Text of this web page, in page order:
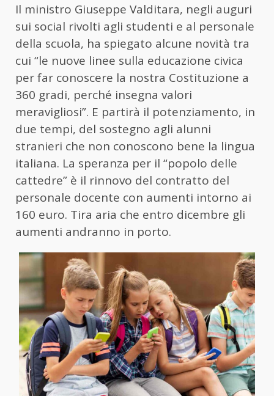
Il ministro Giuseppe Valditara, negli auguri
sui social rivolti agli studenti e al personale
della scuola, ha spiegato alcune novità tra
cui “le nuove linee sulla educazione civica
per far conoscere la nostra Costituzione a
360 gradi, perché insegna valori
meravigliosi”. E partirà il potenziamento, in
due tempi, del sostegno agli alunni
stranieri che non conoscono bene la lingua
italiana. La speranza per il “popolo delle
cattedre” è il rinnovo del contratto del
personale docente con aumenti intorno ai
160 euro. Tira aria che entro dicembre gli
aumenti andranno in porto.